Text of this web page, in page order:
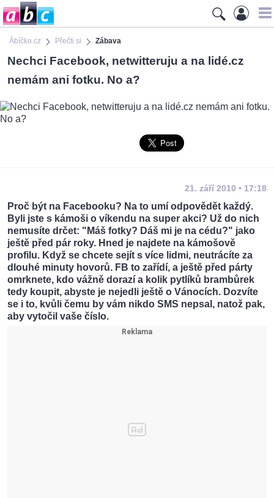
Ábíčko.cz Přečti si Zábava
Nechci Facebook, netwitteruju a na lidé.cz
nemám ani fotku. No a?
21. září 2010 • 17:18
Proč být na Facebooku? Na to umí odpovědět každý.
Byli jste s kámoši o víkendu na super akci? Už do nich
nemusíte drčet: "Máš fotky? Dáš mi je na cédu?" jako
ještě před pár roky. Hned je najdete na kámošově
profilu. Když se chcete sejít s více lidmi, neutrácíte za
dlouhé minuty hovorů. FB to zařídí, a ještě před párty
omrknete, kdo vážně dorazí a kolik pytlíků brambůrek
tedy koupit, abyste je nejedli ještě o Vánocích. Dozvíte
se i to, kvůli čemu by vám nikdo SMS nepsal, natož pak,
aby vytočil vaše číslo.